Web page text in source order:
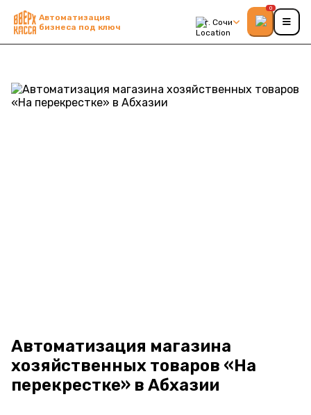
Автоматизация
бизнеса под ключ
г. Сочи
0
Автоматизация магазина
хозяйственных товаров «На
перекрестке» в Абхазии